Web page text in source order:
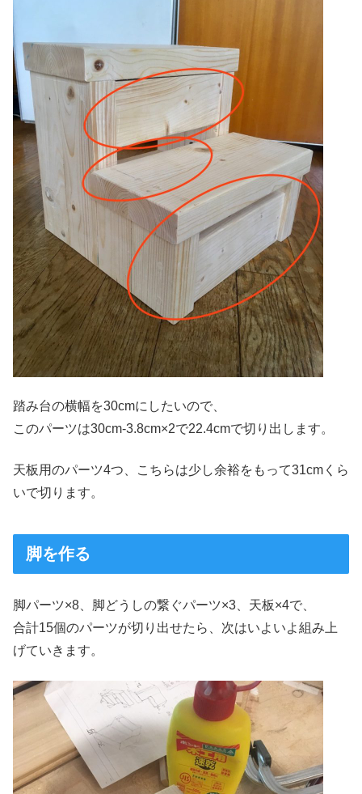
踏み台の横幅を30cmにしたいので、
このパーツは30cm-3.8cm×2で22.4cmで切り出します。
天板用のパーツ4つ、こちらは少し余裕をもって31cmくら
いで切ります。
脚を作る
脚パーツ×8、脚どうしの繋ぐパーツ×3、天板×4で、
合計15個のパーツが切り出せたら、次はいよいよ組み上
げていきます。